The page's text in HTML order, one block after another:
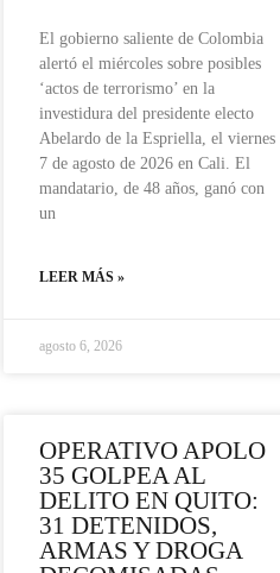
El gobierno saliente de Colombia
alertó el miércoles sobre posibles
‘actos de terrorismo’ en la
investidura del presidente electo
Abelardo de la Espriella, el viernes
7 de agosto de 2026 en Cali. El
mandatario, de 48 años, ganó con
un
LEER MÁS »
agosto 6, 2026
OPERATIVO APOLO
35 GOLPEA AL
DELITO EN QUITO:
31 DETENIDOS,
ARMAS Y DROGA